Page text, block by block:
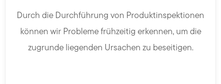
Durch die Durchführung von Produktinspektionen
können wir Probleme frühzeitig erkennen, um die
zugrunde liegenden Ursachen zu beseitigen.